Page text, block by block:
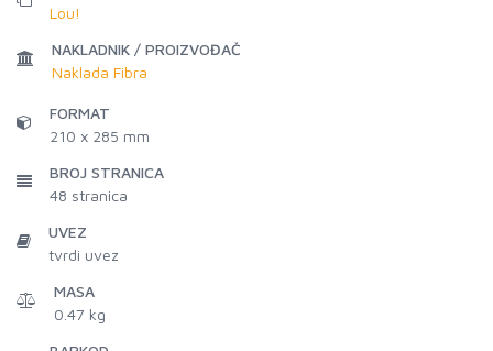
Lou!
NAKLADNIK / PROIZVOĐAČ
Naklada Fibra
FORMAT
210 x 285 mm
BROJ STRANICA
48 stranica
UVEZ
tvrdi uvez
MASA
0.47 kg